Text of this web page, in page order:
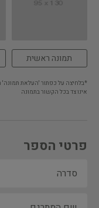
תמונה ראשית
*בלחיצה על כפתור 'העלאת
אינו צד בכל הקשור בתמונה
פרטי הספר